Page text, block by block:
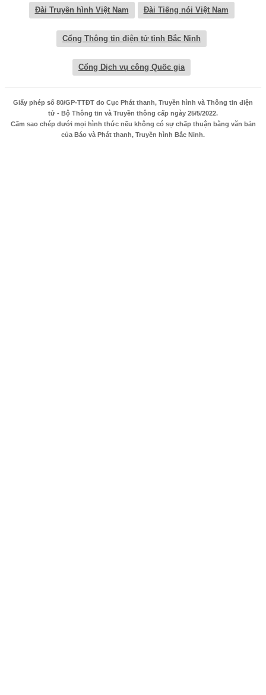
Đài Truyền hình Việt Nam Đài Tiếng nói Việt Nam
Cổng Thông tin điện tử tỉnh Bắc Ninh
Cổng Dịch vụ công Quốc gia
Giấy phép số 80/GP-TTĐT do Cục Phát thanh, Truyền hình và Thông tin điện
tử - Bộ Thông tin và Truyền thông cấp ngày 25/5/2022.
Cấm sao chép dưới mọi hình thức nếu không có sự chấp thuận bằng văn bản
của Báo và Phát thanh, Truyền hình Bắc Ninh.